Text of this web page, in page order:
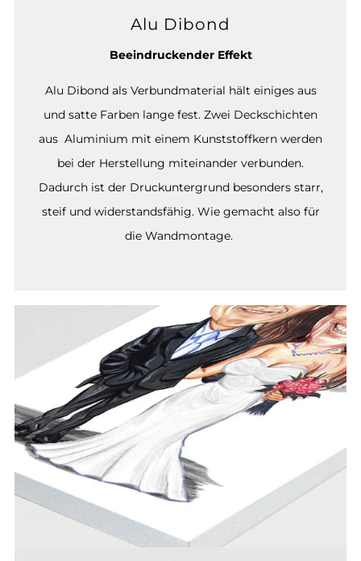
Alu Dibond
Beeindruckender Effekt
Alu Dibond als Verbundmaterial hält einiges aus
und satte Farben lange fest. Zwei Deckschichten
aus Aluminium mit einem Kunststoffkern werden
bei der Herstellung miteinander verbunden.
Dadurch ist der Druckuntergrund besonders starr,
steif und widerstandsfähig. Wie gemacht also für
die Wandmontage.